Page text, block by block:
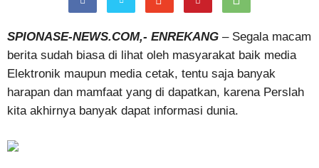
SPIONASE-NEWS.COM,- ENREKANG – Segala macam
berita sudah biasa di lihat oleh masyarakat baik media
Elektronik maupun media cetak, tentu saja banyak
harapan dan mamfaat yang di dapatkan, karena Perslah
kita akhirnya banyak dapat informasi dunia.